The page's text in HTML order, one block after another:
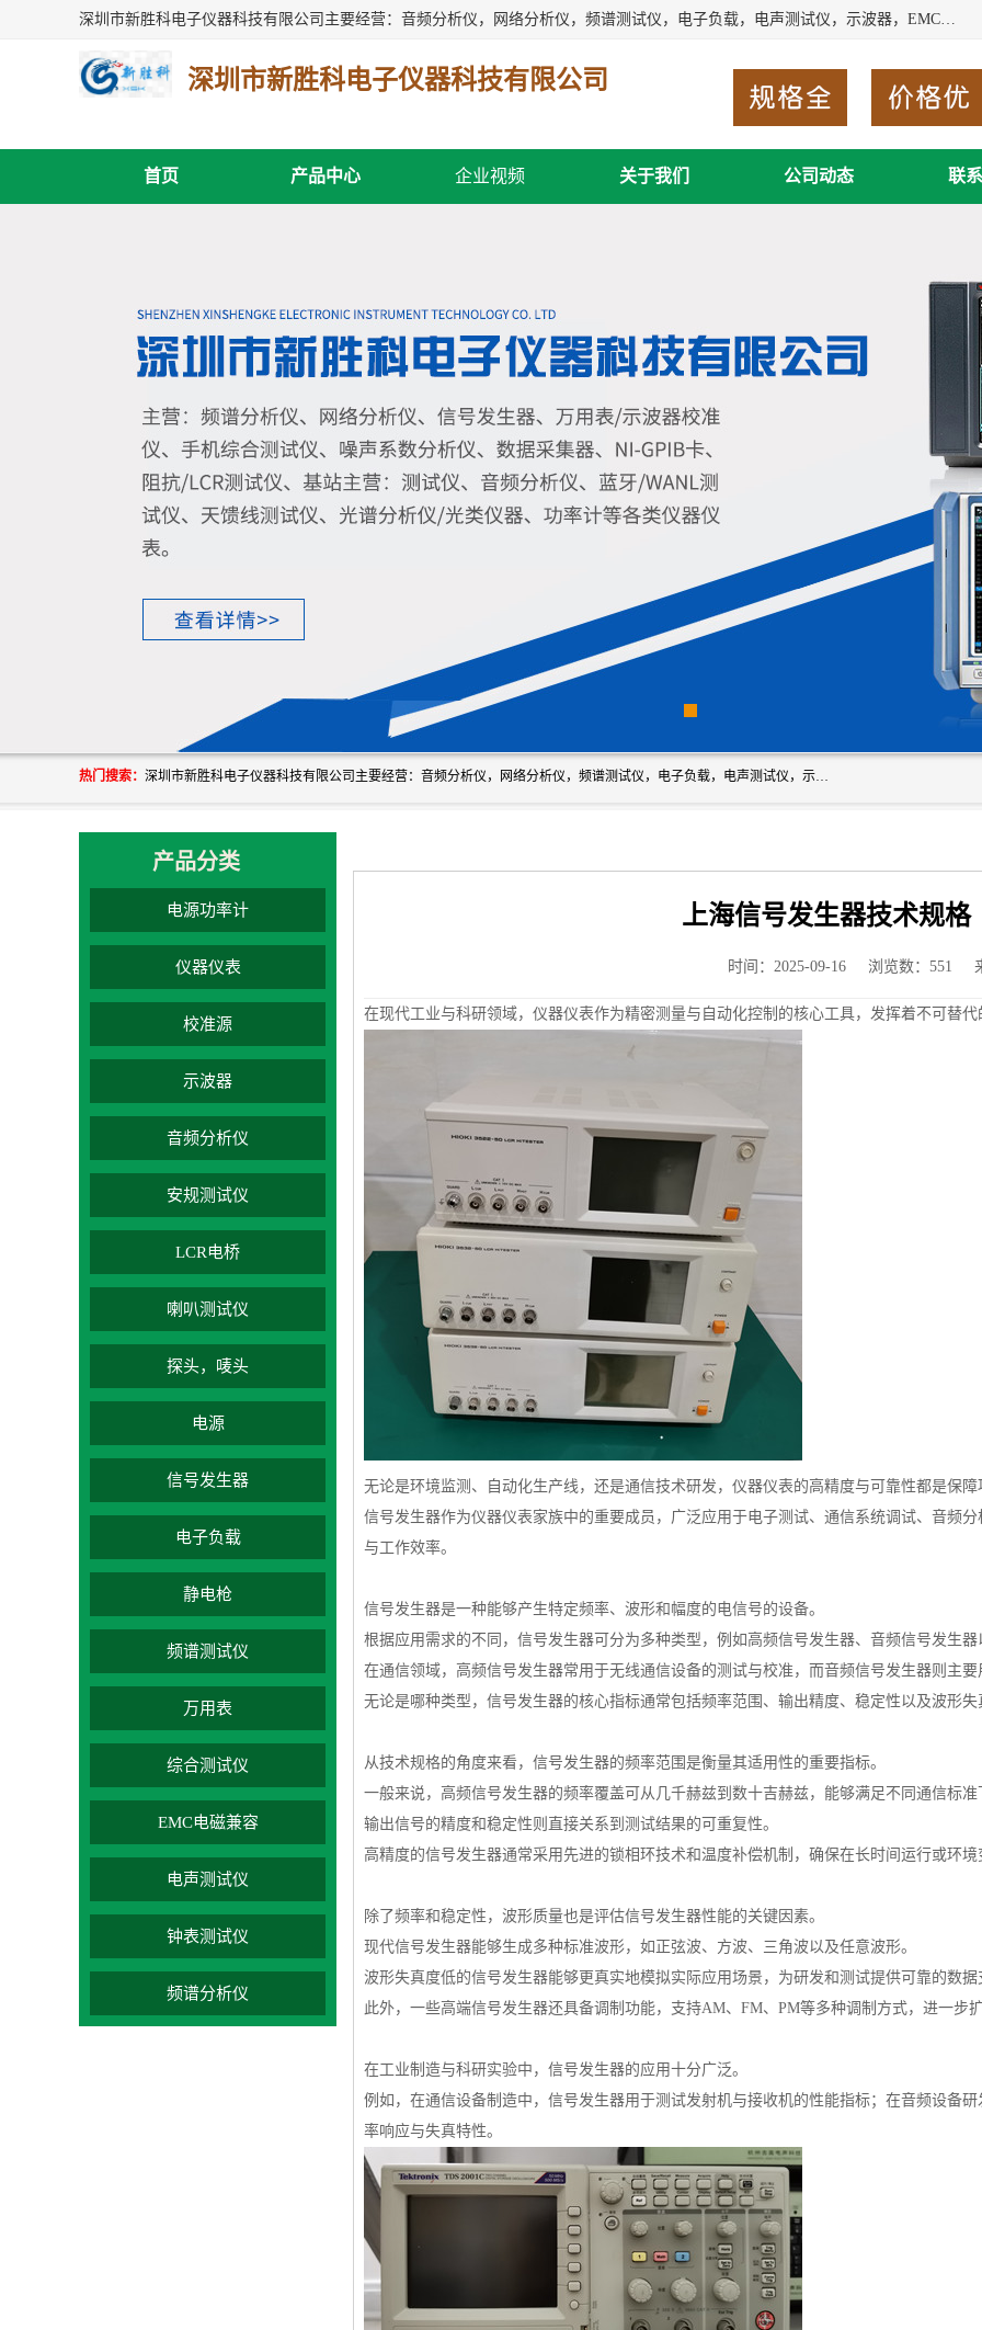
深圳市新胜科电子仪器科技有限公司主要经营：音频分析仪，网络分析仪，频谱测试仪，电子负载，电声测试仪，示波器，EMC电磁兼容测，调制分析仪，LCR测量仪，数字电桥，三相标准源，音频扫频仪，时钟检测仪，信号发生器，电子表，万用表，功率计，喇叭测试仪，综合测试仪等；深圳市新胜科电子仪器科技有限公司希望能与您成为合作伙伴
深圳市新胜科电子仪器科技有限公司
首页 产品中心 企业视频 关于我们 公司动态 联
热门搜索： 深圳市新胜科电子仪器科技有限公司主要经营：音频分析仪，网络分析仪，频谱测试仪，电子负载，电声测试仪，示波器，EMC电磁兼容测，调制分析仪，LCR测量仪，数字电桥，三相标准源，音频扫频仪，时钟检测仪，信号发生器，电子表，万用表，功率计，喇叭测试仪，综合测试仪等；深圳市新胜科电子仪器科技有限公司希望能与您成为合作伙伴
产品分类
电源功率计
仪器仪表
校准源
示波器
音频分析仪
安规测试仪
LCR电桥
喇叭测试仪
探头，唛头
电源
信号发生器
电子负载
静电枪
频谱测试仪
万用表
综合测试仪
EMC电磁兼容
电声测试仪
钟表测试仪
频谱分析仪
上海信号发生器技术规格
时间：2025-09-16 浏览数：551
在现代工业与科研领域，仪器仪表作为精密测量与自动化控制的核心工具，发挥着不可替代
无论是环境监测、自动化生产线，还是通信技术研发，仪器仪表的高精度与可靠性都是保
信号发生器作为仪器仪表家族中的重要成员，广泛应用于电子测试、通信系统调试、音频
与工作效率。
信号发生器是一种能够产生特定频率、波形和幅度的电信号的设备。
根据应用需求的不同，信号发生器可分为多种类型，例如高频信号发生器、音频信号发生
在通信领域，高频信号发生器常用于无线通信设备的测试与校准，而音频信号发生器则主
无论是哪种类型，信号发生器的核心指标通常包括频率范围、输出精度、稳定性以及波形失
从技术规格的角度来看，信号发生器的频率范围是衡量其适用性的重要指标。
一般来说，高频信号发生器的频率覆盖可从几千赫兹到数十吉赫兹，能够满足不同通信标
输出信号的精度和稳定性则直接关系到测试结果的可重复性。
高精度的信号发生器通常采用先进的锁相环技术和温度补偿机制，确保在长时间运行或环
除了频率和稳定性，波形质量也是评估信号发生器性能的关键因素。
现代信号发生器能够生成多种标准波形，如正弦波、方波、三角波以及任意波形。
波形失真度低的信号发生器能够更真实地模拟实际应用场景，为研发和测试提供可靠的数据
此外，一些高端信号发生器还具备调制功能，支持AM、FM、PM等多种调制方式，进一步
在工业制造与科研实验中，信号发生器的应用十分广泛。
例如，在通信设备制造中，信号发生器用于测试发射机与接收机的性能指标；在音频设备
率响应与失真特性。